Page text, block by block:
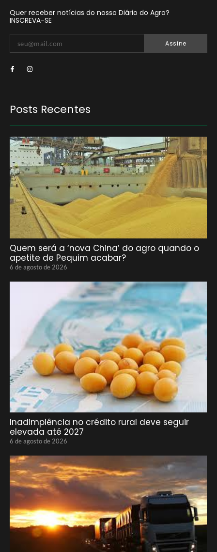
Quer receber notícias do nosso Diário do Agro?
INSCREVA-SE
Assine
Posts Recentes
Quem será a ‘nova China’ do agro quando o
apetite de Pequim acabar?
6 de agosto de 2026
Inadimplência no crédito rural deve seguir
elevada até 2027
6 de agosto de 2026